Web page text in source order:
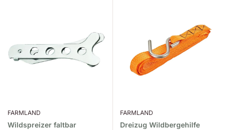
FARMLAND
Wildspreizer faltbar
FARMLAND
Dreizug Wildbergehilfe